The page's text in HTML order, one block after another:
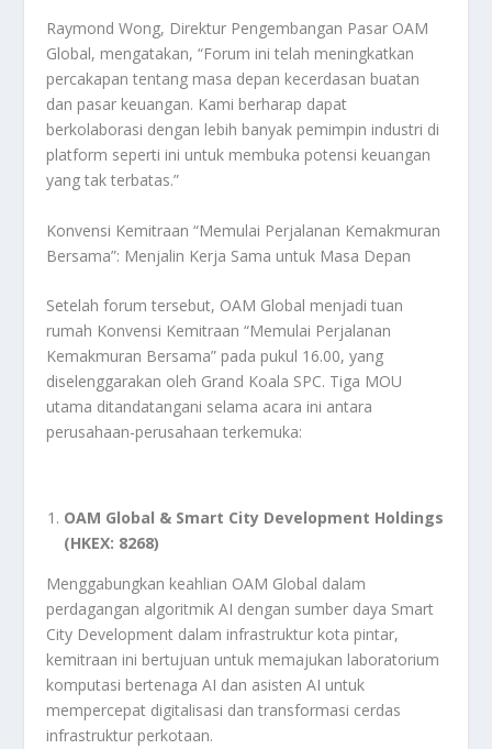
Raymond Wong, Direktur Pengembangan Pasar OAM
Global, mengatakan, “Forum ini telah meningkatkan
percakapan tentang masa depan kecerdasan buatan
dan pasar keuangan. Kami berharap dapat
berkolaborasi dengan lebih banyak pemimpin industri di
platform seperti ini untuk membuka potensi keuangan
yang tak terbatas.”
Konvensi Kemitraan “Memulai Perjalanan Kemakmuran
Bersama”: Menjalin Kerja Sama untuk Masa Depan
Setelah forum tersebut, OAM Global menjadi tuan
rumah Konvensi Kemitraan “Memulai Perjalanan
Kemakmuran Bersama” pada pukul 16.00, yang
diselenggarakan oleh Grand Koala SPC. Tiga MOU
utama ditandatangani selama acara ini antara
perusahaan-perusahaan terkemuka:
OAM Global & Smart City Development Holdings
(HKEX: 8268)
Menggabungkan keahlian OAM Global dalam
perdagangan algoritmik AI dengan sumber daya Smart
City Development dalam infrastruktur kota pintar,
kemitraan ini bertujuan untuk memajukan laboratorium
komputasi bertenaga AI dan asisten AI untuk
mempercepat digitalisasi dan transformasi cerdas
infrastruktur perkotaan.